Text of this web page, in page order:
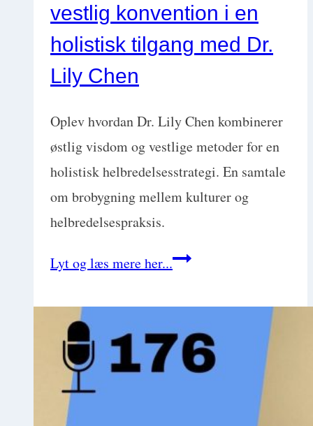
vestlig konvention i en
holistisk tilgang med Dr.
Lily Chen
Oplev hvordan Dr. Lily Chen kombinerer
østlig visdom og vestlige metoder for en
holistisk helbredelsesstrategi. En samtale
om brobygning mellem kulturer og
helbredelsespraksis.
Lyt og læs mere her...Østlig
møder
vestlig
konvention